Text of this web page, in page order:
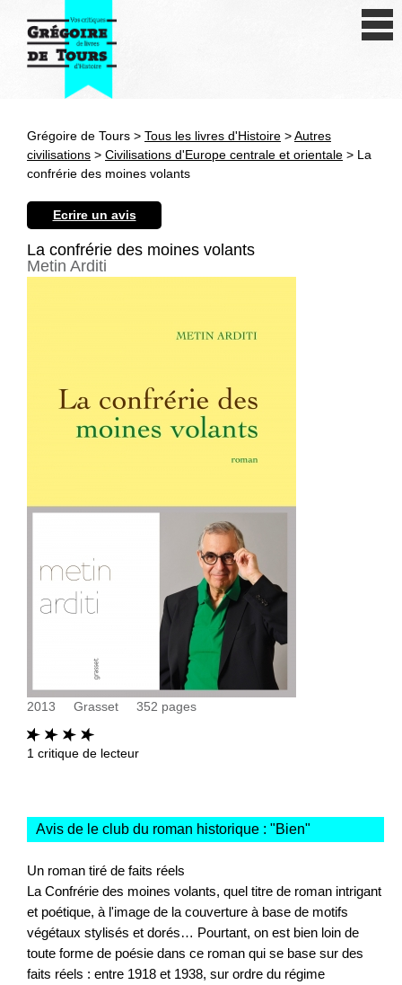
Antiquité
Autres civilisations
Thématiques
Grégoire de Tours > Tous les livres d'Histoire >Autres
civilisations > Civilisations d'Europe centrale et orientale > La
confrérie des moines volants
Ecrire un avis
La confrérie des moines volants
Metin Arditi
2013 Grasset 352 pages
1 critique de lecteur
Avis de le club du roman historique : "Bien"
Un roman tiré de faits réels
La Confrérie des moines volants, quel titre de roman intrigant
et poétique, à l'image de la couverture à base de motifs
végétaux stylisés et dorés… Pourtant, on est bien loin de
toute forme de poésie dans ce roman qui se base sur des
faits réels : entre 1918 et 1938, sur ordre du régime